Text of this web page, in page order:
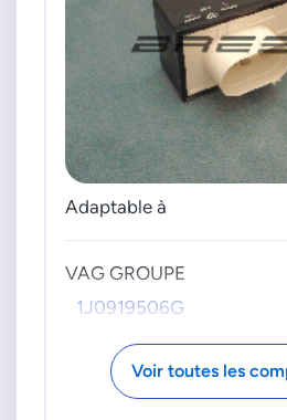
Adaptable à
VAG GROUPE
1J0919506G
Voir toutes les